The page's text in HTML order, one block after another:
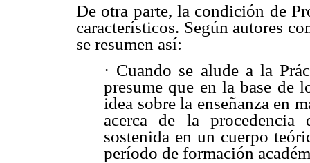
De otra parte, la condición de
característicos. Según autores
se resumen así:
· Cuando se alude a la
presume que en la base de
idea sobre la enseñanza en
acerca de la procedencia
sostenida en un cuerpo
período de formación